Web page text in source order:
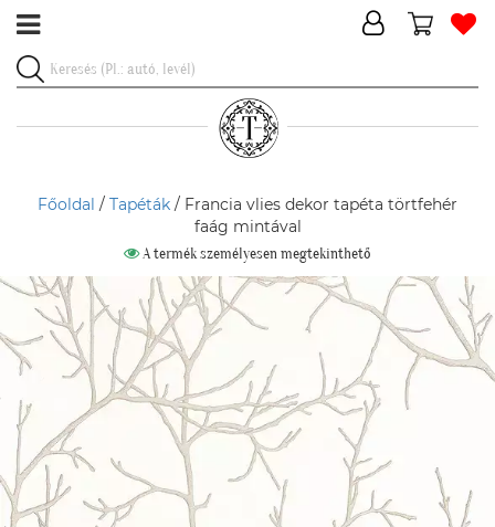
Főoldal / Tapéták / Francia vlies dekor tapéta törtfehér
faág mintával
A termék személyesen megtekinthető